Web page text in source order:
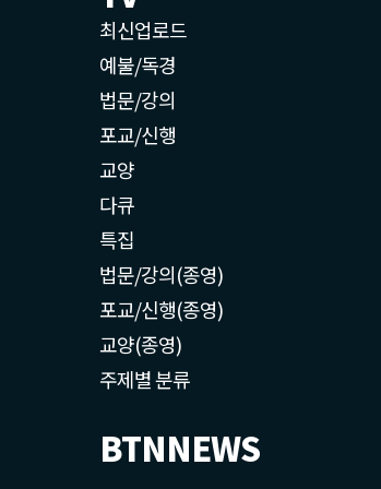
최신업로드
예불/독경
법문/강의
포교/신행
교양
다큐
특집
법문/강의(종영)
포교/신행(종영)
교양(종영)
주제별 분류
BTNNEWS